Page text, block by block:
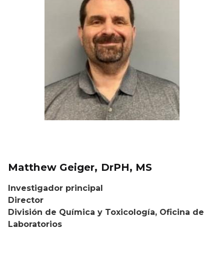
Matthew Geiger, DrPH, MS
Investigador principal
Director
División de Química y Toxicología, Oficina de
Laboratorios